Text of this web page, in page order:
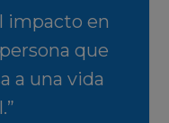
impacto en
que
a una vida